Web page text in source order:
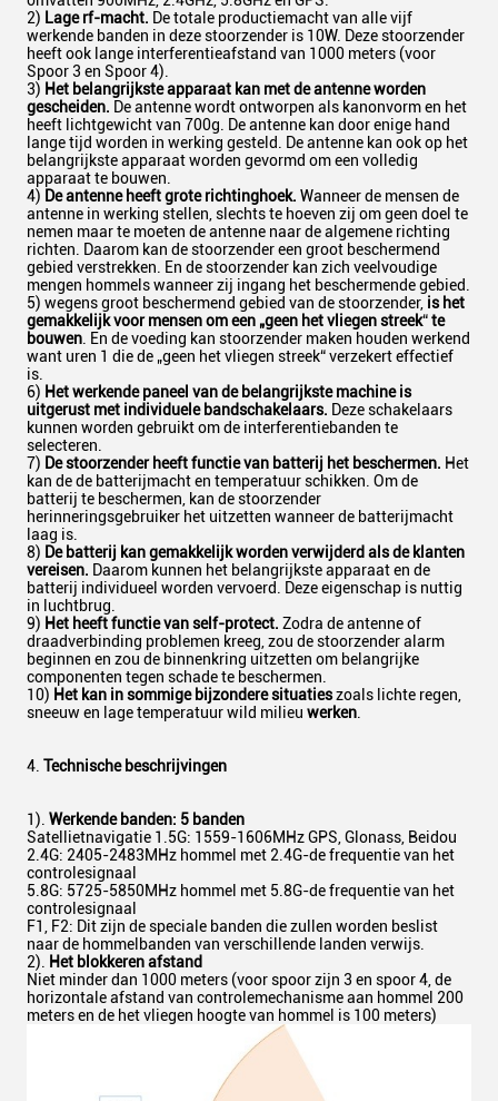
2) Lage rf-macht. De totale productiemacht van alle vijf
werkende banden in deze stoorzender is 10W. Deze stoorzender
heeft ook lange interferentieafstand van 1000 meters (voor
Spoor 3 en Spoor 4).
3) Het belangrijkste apparaat kan met de antenne worden
gescheiden. De antenne wordt ontworpen als kanonvorm en het
heeft lichtgewicht van 700g. De antenne kan door enige hand
lange tijd worden in werking gesteld. De antenne kan ook op het
belangrijkste apparaat worden gevormd om een volledig
apparaat te bouwen.
4) De antenne heeft grote richtinghoek. Wanneer de mensen de
antenne in werking stellen, slechts te hoeven zij om geen doel te
nemen maar te moeten de antenne naar de algemene richting
richten. Daarom kan de stoorzender een groot beschermend
gebied verstrekken. En de stoorzender kan zich veelvoudige
mengen hommels wanneer zij ingang het beschermende gebied.
5) wegens groot beschermend gebied van de stoorzender, is het
gemakkelijk voor mensen om een „geen het vliegen streek“te
bouwen. En de voeding kan stoorzender maken houden werkend
want uren 1 die de „geen het vliegen streek“ verzekert effectief
is.
6) Het werkende paneel van de belangrijkste machine is
uitgerust met individuele bandschakelaars. Deze schakelaars
kunnen worden gebruikt om de interferentiebanden te
selecteren.
7) De stoorzender heeft functie van batterij het beschermen. Het
kan de de batterijmacht en temperatuur schikken. Om de
batterij te beschermen, kan de stoorzender
herinneringsgebruiker het uitzetten wanneer de batterijmacht
laag is.
8) De batterij kan gemakkelijk worden verwijderd als de klanten
vereisen. Daarom kunnen het belangrijkste apparaat en de
batterij individueel worden vervoerd. Deze eigenschap is nuttig
in luchtbrug.
9) Het heeft functie van self-protect. Zodra de antenne of
draadverbinding problemen kreeg, zou de stoorzender alarm
beginnen en zou de binnenkring uitzetten om belangrijke
componenten tegen schade te beschermen.
10) Het kan in sommige bijzondere situatieszoals lichte regen,
sneeuw en lage temperatuur wild milieu werken.
4. Technische beschrijvingen
1). Werkende banden: 5 banden
Satellietnavigatie 1.5G: 1559-1606MHz GPS, Glonass, Beidou
2.4G: 2405-2483MHz hommel met 2.4G-de frequentie van het
controlesignaal
5.8G: 5725-5850MHz hommel met 5.8G-de frequentie van het
controlesignaal
F1, F2: Dit zijn de speciale banden die zullen worden beslist
naar de hommelbanden van verschillende landen verwijs.
2). Het blokkeren afstand
Niet minder dan 1000 meters (voor spoor zijn 3 en spoor 4, de
horizontale afstand van controlemechanisme aan hommel 200
meters en de het vliegen hoogte van hommel is 100 meters)